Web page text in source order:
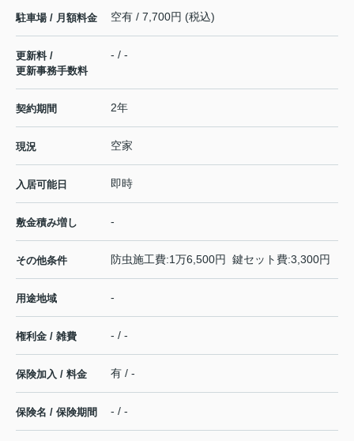
駐車場 / 月額料金 空有 / 7,700円 (税込)
更新料 /
更新事務手数料
- / -
契約期間 2年
現況 空家
入居可能日 即時
敷金積み増し -
その他条件 防虫施工費:1万6,500円 鍵セット費:3,300円
用途地域 -
権利金 / 雑費 - / -
保険加入 / 料金 有 / -
保険名 / 保険期間 - / -